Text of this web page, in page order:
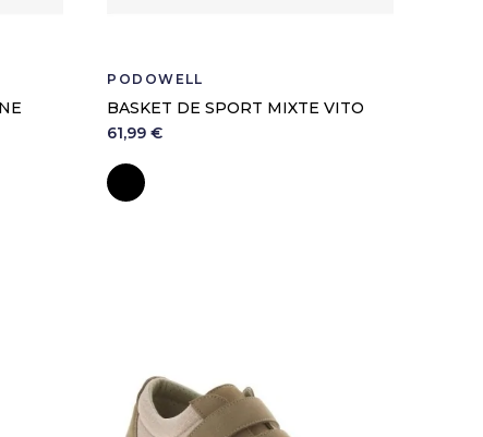
PODOWELL
BASKET DE SPORT MIXTE VITO
61,99 €